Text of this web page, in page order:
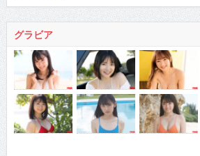
グラビア